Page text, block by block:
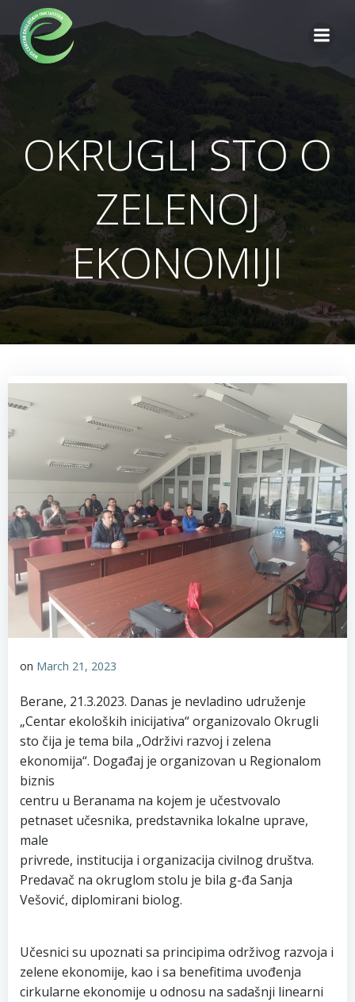
OKRUGLI STO O
ZELENOJ
EKONOMIJI
on March 21, 2023
Berane, 21.3.2023. Danas je nevladino udruženje
„Centar ekoloških inicijativa“ organizovalo Okrugli
sto čija je tema bila „Održivi razvoj i zelena
ekonomija“. Događaj je organizovan u Regionalom
biznis
centru u Beranama na kojem je učestvovalo
petnaset učesnika, predstavnika lokalne uprave,
male
privrede, institucija i organizacija civilnog društva.
Predavač na okruglom stolu je bila g-đa Sanja
Vešović, diplomirani biolog.
Učesnici su upoznati sa principima održivog razvoja i
zelene ekonomije, kao i sa benefitima uvođenja
cirkularne ekonomije u odnosu na sadašnji linearni